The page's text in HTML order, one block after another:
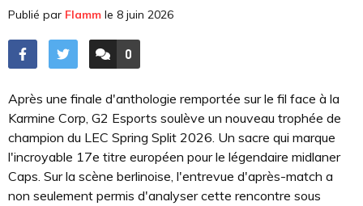
Publié par Flamm le 8 juin 2026
ACCÉDER AUX
0
COMMENTAIRES
Après une finale d'anthologie remportée sur le fil face à la
Karmine Corp, G2 Esports soulève un nouveau trophée de
champion du LEC Spring Split 2026. Un sacre qui marque
l'incroyable 17e titre européen pour le légendaire midlaner
Caps. Sur la scène berlinoise, l'entrevue d'après-match a
non seulement permis d'analyser cette rencontre sous